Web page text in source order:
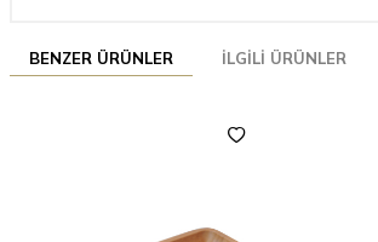
BENZER ÜRÜNLER İLGILI ÜRÜNLER